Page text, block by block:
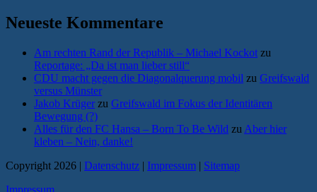
Neueste Kommentare
Am rechten Rand der Republik – Michael Kockot zu
Reportage: „Da ist man lieber still“
CDU macht gegen die Diagonalquerung mobil zu Greifswald
versus Münster
Jakob Krüger zu Greifswald im Fokus der Identitären
Bewegung (?)
Alles für den FC Hansa – Born To Be Wild zu Aber hier
kleben – Nein, danke!
Copyright 2026 | Datenschutz | Impressum | Sitemap
Impressum